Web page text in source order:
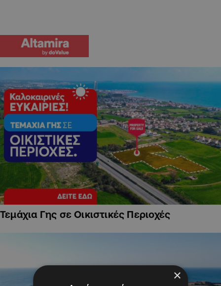
Τεμάχια Γης σε Οικιστικές Περιοχές
×